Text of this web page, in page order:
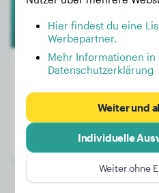
Alter:
Geschlecht:
Hier findest du eine
Werbepartner.
Mehr Informationen in
Datenschutzerklärung
Weiter und
Individuelle
Weiter ohne